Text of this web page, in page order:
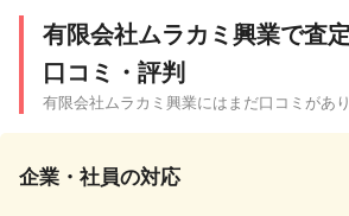
有限会社ムラカミ興業で査
口コミ・評判
有限会社ムラカミ興業にはまだ口コミがあ
企業・社員の対応